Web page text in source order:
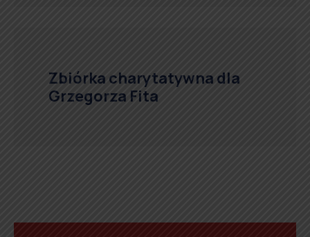
Zbiórka charytatywna dla
Grzegorza Fita